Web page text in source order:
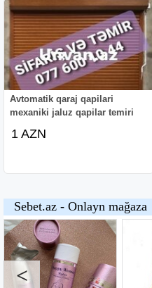
Avtomatik qaraj qapilari
mexaniki jaluz qapilar temiri
1 AZN